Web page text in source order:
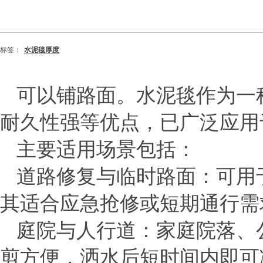
标签： 水泥毯厚度
可以铺路面。水泥毯作为
耐久性强等优点，已广泛应
主要适用场景包括：
道路修复与临时路面 ：可
其适合应急抢修或短期通行
庭院与人行道 ：家庭院落
剪方便，洒水后短时间内即